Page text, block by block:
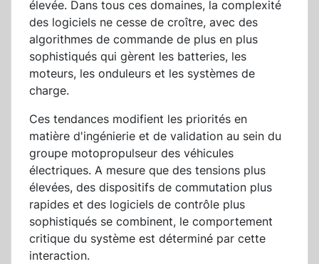
élevée. Dans tous ces domaines, la complexité
des logiciels ne cesse de croître, avec des
algorithmes de commande de plus en plus
sophistiqués qui gèrent les batteries, les
moteurs, les onduleurs et les systèmes de
charge.
Ces tendances modifient les priorités en
matière d'ingénierie et de validation au sein du
groupe motopropulseur des véhicules
électriques. A mesure que des tensions plus
élevées, des dispositifs de commutation plus
rapides et des logiciels de contrôle plus
sophistiqués se combinent, le comportement
critique du système est déterminé par cette
interaction.